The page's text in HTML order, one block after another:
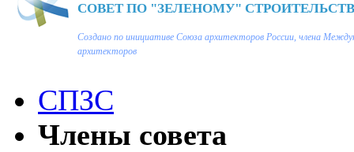
СОВЕТ ПО "ЗЕЛЕНОМУ"
Создано по инициативе Союза архитекторов России, члена
архитекторов
СПЗС
Члены совета